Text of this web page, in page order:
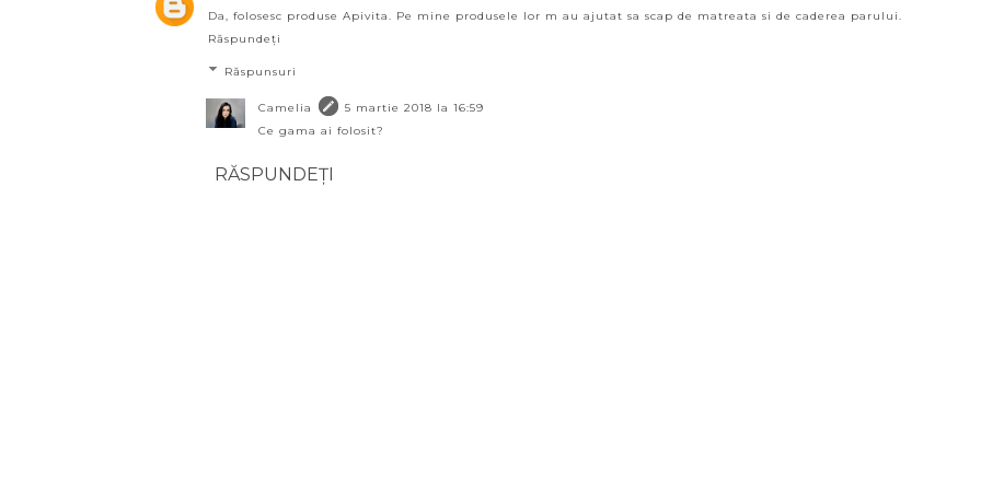
Da, folosesc produse Apivita. Pe mine produsele lor m au ajutat sa scap de matreata si de caderea parului.
Răspundeți
Răspunsuri
Camelia
5 martie 2018 la 16:59
Ce gama ai folosit?
RĂSPUNDEȚI